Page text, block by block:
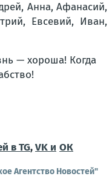
Анна, Афанасий,
Евсевий, Иван,
— хороша! Когда
в TG,VK и ОК
Агентство Новостей"